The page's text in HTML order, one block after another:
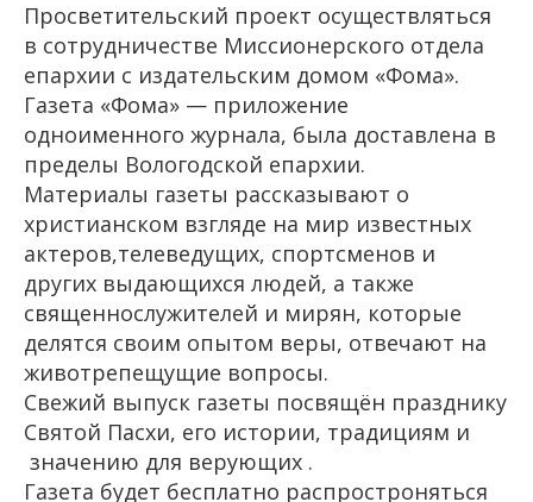
Просветительский проект осуществляться
в сотрудничестве Миссионерского отдела
епархии с издательским домом «Фома».
Газета «Фома» — приложение
одноименного журнала, была доставлена в
пределы Вологодской епархии.
Материалы газеты рассказывают о
христианском взгляде на мир известных
актеров,телеведущих, спортсменов и
других выдающихся людей, а также
священнослужителей и мирян, которые
делятся своим опытом веры, отвечают на
животрепещущие вопросы.
Свежий выпуск газеты посвящён празднику
Святой Пасхи, его истории, традициям и
значению для верующих .
Газета будет бесплатно распростроняться